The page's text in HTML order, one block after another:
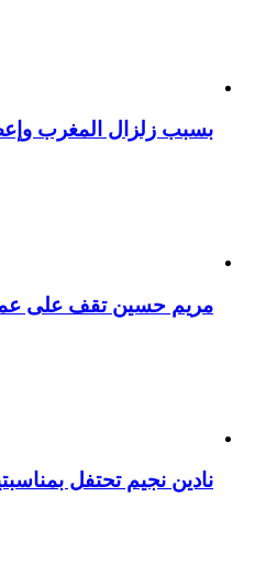
بسبب زلزال المغرب
مريم حسين تقف على
نادين نجيم تحتفل